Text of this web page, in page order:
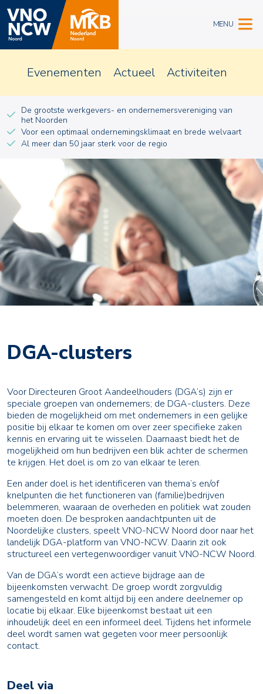
MENU
Evenementen Actueel Activiteiten
De grootste werkgevers- en ondernemersvereniging van
het Noorden
Voor een optimaal ondernemingsklimaat en brede welvaart
Al meer dan 50 jaar sterk voor de regio
DGA-clusters
Voor Directeuren Groot Aandeelhouders (DGA’s) zijn er
speciale groepen van ondernemers; de DGA-clusters. Deze
bieden de mogelijkheid om met ondernemers in een gelijke
positie bij elkaar te komen om over zeer specifieke zaken
kennis en ervaring uit te wisselen. Daarnaast biedt het de
mogelijkheid om hun bedrijven een blik achter de schermen
te krijgen. Het doel is om zo van elkaar te leren.
Een ander doel is het identificeren van thema’s en/of
knelpunten die het functioneren van (familie)bedrijven
belemmeren, waaraan de overheden en politiek wat zouden
moeten doen. De besproken aandachtpunten uit de
Noordelijke clusters, speelt VNO-NCW Noord door naar het
landelijk DGA-platform van VNO-NCW. Daarin zit ook
structureel een vertegenwoordiger vanuit VNO-NCW Noord.
Van de DGA’s wordt een actieve bijdrage aan de
bijeenkomsten verwacht. De groep wordt zorgvuldig
samengesteld en komt altijd bij een andere deelnemer op
locatie bij elkaar. Elke bijeenkomst bestaat uit een
inhoudelijk deel en een informeel deel. Tijdens het informele
deel wordt samen wat gegeten voor meer persoonlijk
contact.
Deel via